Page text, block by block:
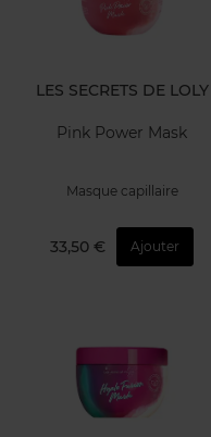
LES SECRETS DE LOLY
Pink Power Mask
Masque capillaire
33,50 € Ajouter